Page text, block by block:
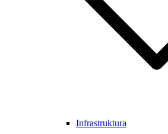
Infrastruktura